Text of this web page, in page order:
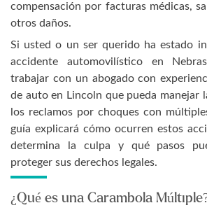
compensación por facturas médicas,
otros daños.
Si usted o un ser querido ha estado
accidente automovilístico en
trabajar con un abogado con
de auto en Lincoln que pueda manejar
los reclamos por choques con
guía explicará cómo ocurren estos
determina la culpa y qué pasos
proteger sus derechos legales.
¿Qué es una Carambola